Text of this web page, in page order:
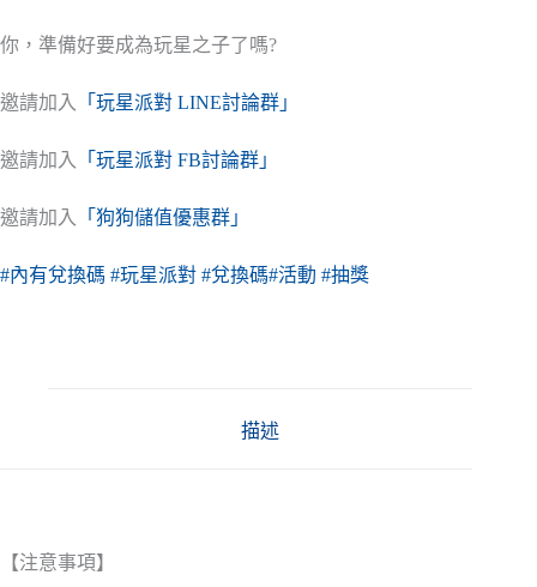
NT$30
到
你，準備好要成為玩星之子了嗎?
邀請加入 「玩星派對 LINE討論群」
邀請加入 「玩星派對 FB討論群」
邀請加入 「狗狗儲值優惠群」
#內有兌換碼 #玩星派對 #兌換碼#活動 #抽獎
描述
【注意事項】